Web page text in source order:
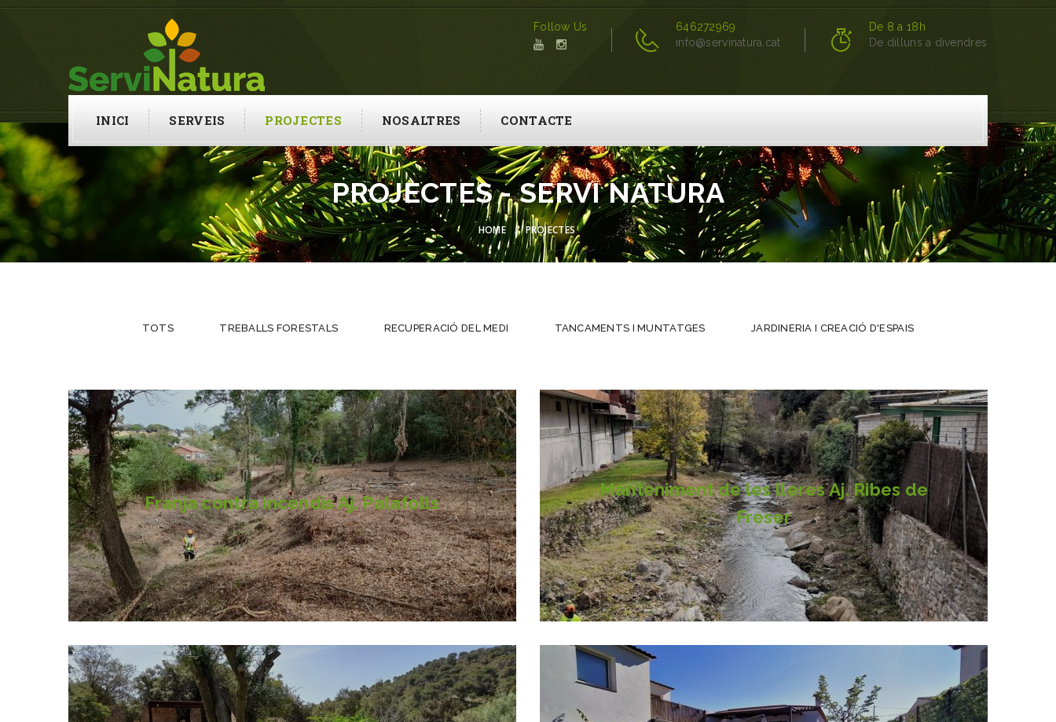
Follow Us
646272969
info@servinatura.cat
De 8 a 18h
De dilluns a divendres
INICI SERVEIS PROJECTES NOSALTRES CONTACTE
PROJECTES - SERVI NATURA
HOME PROJECTES
TOTS TREBALLS FORESTALS RECUPERACIÓ DEL MEDI TANCAMENTS I MUNTATGES JARDINERIA I CREACIÓ D'ESPAIS
Franja contra incendis Aj. Palafolls
Manteniment de les lleres Aj. Ribes de
Freser